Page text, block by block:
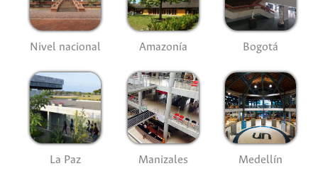
Nivel nacional Amazonía Bogotá
La Paz Manizales Medellín